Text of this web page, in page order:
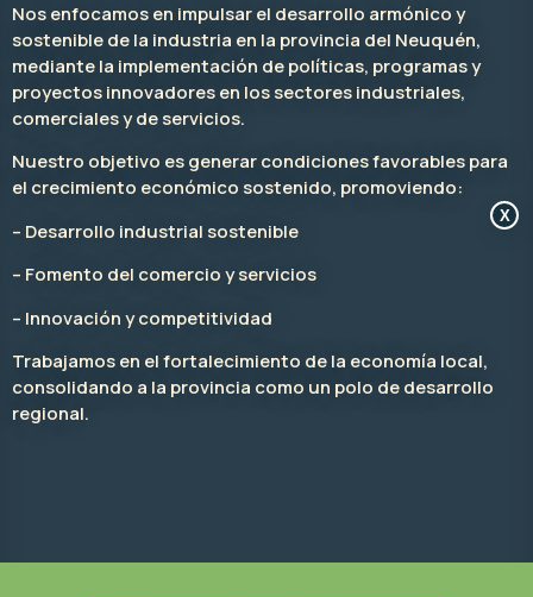
Nos enfocamos en impulsar el desarrollo armónico y
sostenible de la industria en la provincia del Neuquén,
mediante la implementación de políticas, programas y
proyectos innovadores en los sectores industriales,
comerciales y de servicios.
Nuestro objetivo es generar condiciones favorables para
el crecimiento económico sostenido, promoviendo:
– Desarrollo industrial sostenible
– Fomento del comercio y servicios
– Innovación y competitividad
Trabajamos en el fortalecimiento de la economía local,
consolidando a la provincia como un polo de desarrollo
regional.
X